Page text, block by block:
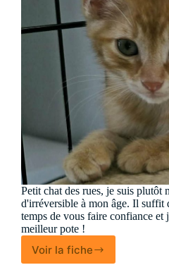
Petit chat des rues, je suis plutôt
d'irréversible à mon âge. Il suffit
temps de vous faire confiance et
meilleur pote !
Voir la fiche
Gemini